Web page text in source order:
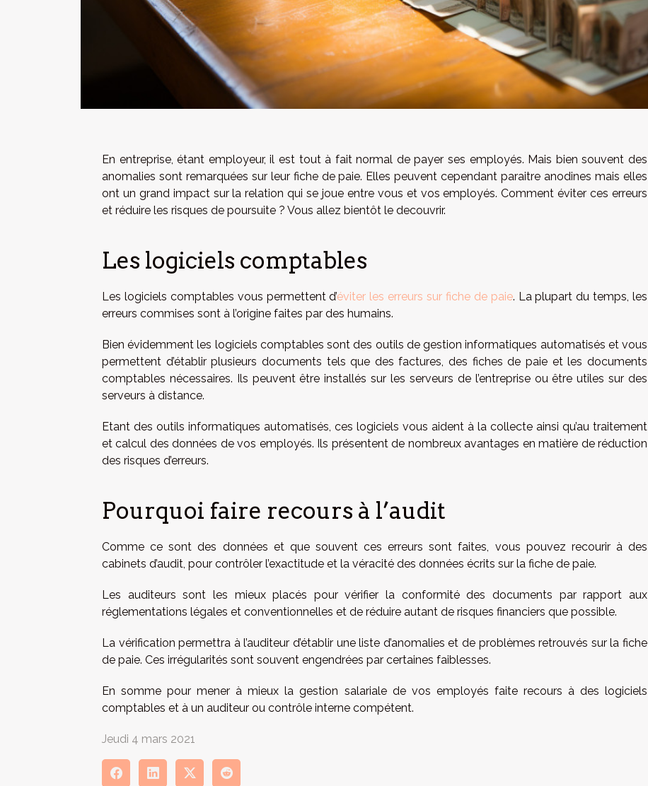
En entreprise, étant employeur, il est tout à fait normal de payer ses employés. Mais bien souvent des
anomalies sont remarquées sur leur fiche de paie. Elles peuvent cependant paraitre anodines mais elles
ont un grand impact sur la relation qui se joue entre vous et vos employés. Comment éviter ces erreurs
et réduire les risques de poursuite ? Vous allez bientôt le decouvrir.
Les logiciels comptables
Les logiciels comptables vous permettent d’éviter les erreurs sur fiche de paie. La plupart du temps, les
erreurs commises sont à l’origine faites par des humains.
Bien évidemment les logiciels comptables sont des outils de gestion informatiques automatisés et vous
permettent d’établir plusieurs documents tels que des factures, des fiches de paie et les documents
comptables nécessaires. Ils peuvent être installés sur les serveurs de l’entreprise ou être utiles sur des
serveurs à distance.
Etant des outils informatiques automatisés, ces logiciels vous aident à la collecte ainsi qu’au traitement
et calcul des données de vos employés. Ils présentent de nombreux avantages en matière de réduction
des risques d’erreurs.
Pourquoi faire recours à l’audit
Comme ce sont des données et que souvent ces erreurs sont faites, vous pouvez recourir à des
cabinets d’audit, pour contrôler l’exactitude et la véracité des données écrits sur la fiche de paie.
Les auditeurs sont les mieux placés pour vérifier la conformité des documents par rapport aux
réglementations légales et conventionnelles et de réduire autant de risques financiers que possible.
La vérification permettra à l’auditeur d’établir une liste d’anomalies et de problèmes retrouvés sur la fiche
de paie. Ces irrégularités sont souvent engendrées par certaines faiblesses.
En somme pour mener à mieux la gestion salariale de vos employés faite recours à des logiciels
comptables et à un auditeur ou contrôle interne compétent.
Jeudi 4 mars 2021